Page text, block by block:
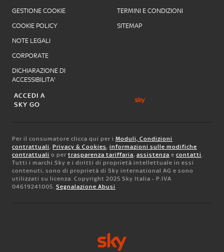
GESTIONE COOKIE
COOKIE POLICY
NOTE LEGALI
CORPORATE
DICHIARAZIONE DI
ACCESSIBILITA'
TERMINI E CONDIZIONI
SITEMAP
ACCEDI A
SKY GO
Per il consumatore clicca qui per i Moduli, Condizioni
contrattuali, Privacy & Cookies, informazioni sulle modifiche
contrattuali o per trasparenza tariffaria, assistenza e contatti.
Tutti i marchi Sky e i diritti di proprietà intellettuale in essi
contenuti, sono di proprietà di Sky international AG e sono
utilizzati su licenza. Copyright 2025 Sky Italia - P.IVA
04619241005. Segnalazione Abusi